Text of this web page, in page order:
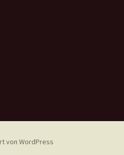
von WordPress